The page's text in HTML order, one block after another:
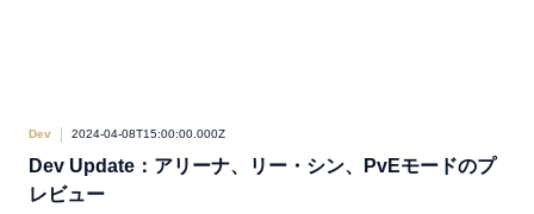
Dev 2024-04-08T15:00:00.000Z
Dev Update：アリーナ、リー・シン、PvEモードのプ
レビュー